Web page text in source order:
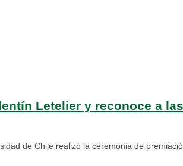
Letelier y reconoce a
de Chile realizó la ceremonia de